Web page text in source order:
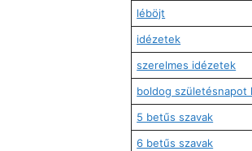
léböjt
idézetek
szerelmes idézetek
boldog születésnapot
5 betűs szavak
6 betűs szavak